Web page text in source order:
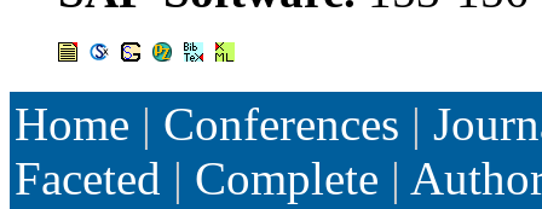
Home | Conferences |
Faceted | Complete |